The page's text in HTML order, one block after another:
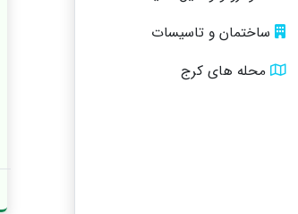
ساختمان و تاسیسات
محله های کرج